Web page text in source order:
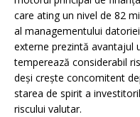
care ating un nivel de 82
al managementului
externe prezintă avantajul
temperează considerabil
deși crește concomitent
starea de spirit a
riscului valutar.